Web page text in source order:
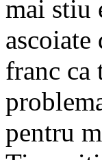
mai stiu
franc ca
pentru